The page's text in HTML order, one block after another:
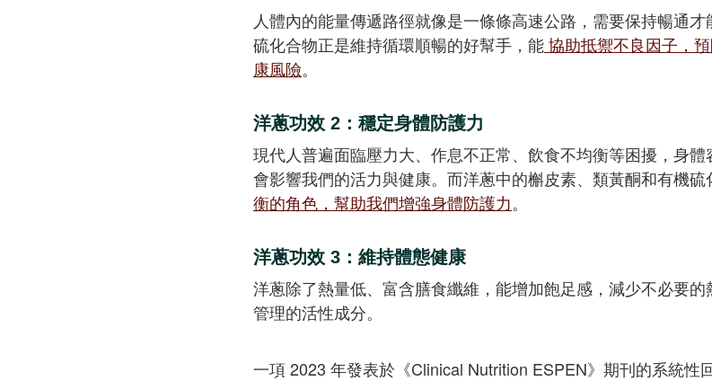
人體內的能量傳遞路徑就像是一條條高速公路，需要保持暢通
硫化合物正是維持循環順暢的好幫手，能協助抵禦不良因子，
康風險。
洋蔥功效 2：穩定身體防護力
現代人普遍面臨壓力大、作息不正常、飲食不均衡等困擾，身
會影響我們的活力與健康。而洋蔥中的槲皮素、類黃酮和有機
衡的角色，幫助我們增強身體防護力。
洋蔥功效 3：維持體態健康
洋蔥除了熱量低、富含膳食纖維，能增加飽足感，減少不必要
管理的活性成分。
一項 2023 年發表於《Clinical Nutrition ESPEN》期刊的系統性